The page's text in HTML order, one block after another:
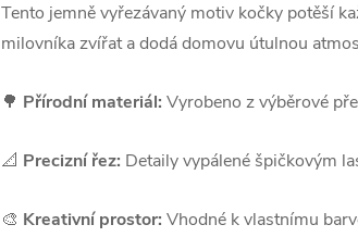
Tento jemně vyřezávaný motiv kočky potěší
milovníka zvířat a dodá domovu útulnou
🌳 Přírodní materiál: Vyrobeno z výběrové
📐 Precizní řez: Detaily vypálené špičkovým
🎨 Kreativní prostor: Vhodné k vlastnímu